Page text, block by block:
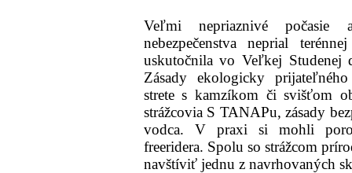
Veľmi nepriaznivé
nebezpečenstva neprial
uskutočnila vo Veľkej Studenej
Zásady ekologicky
strete s kamzíkom či svišťom
strážcovia S TANAPu, zásady
vodca. V praxi si mohli
freeridera. Spolu so strážcom
navštíviť jednu z navrhovaných